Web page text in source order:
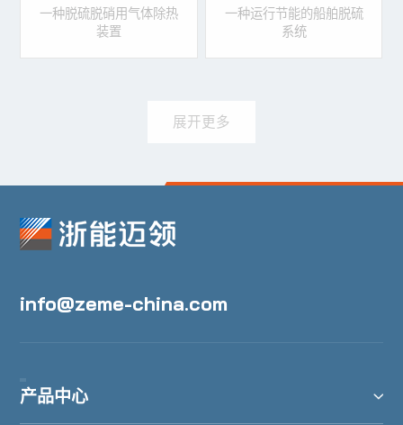
一种脱硫脱硝用气体除热
装置
一种运行节能的船舶脱硫
系统
展开更多
info@zeme-china.com
产品中心